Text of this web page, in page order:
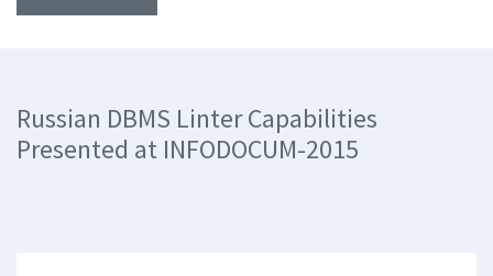
Russian DBMS Linter Capabilities
Presented at INFODOCUM-2015